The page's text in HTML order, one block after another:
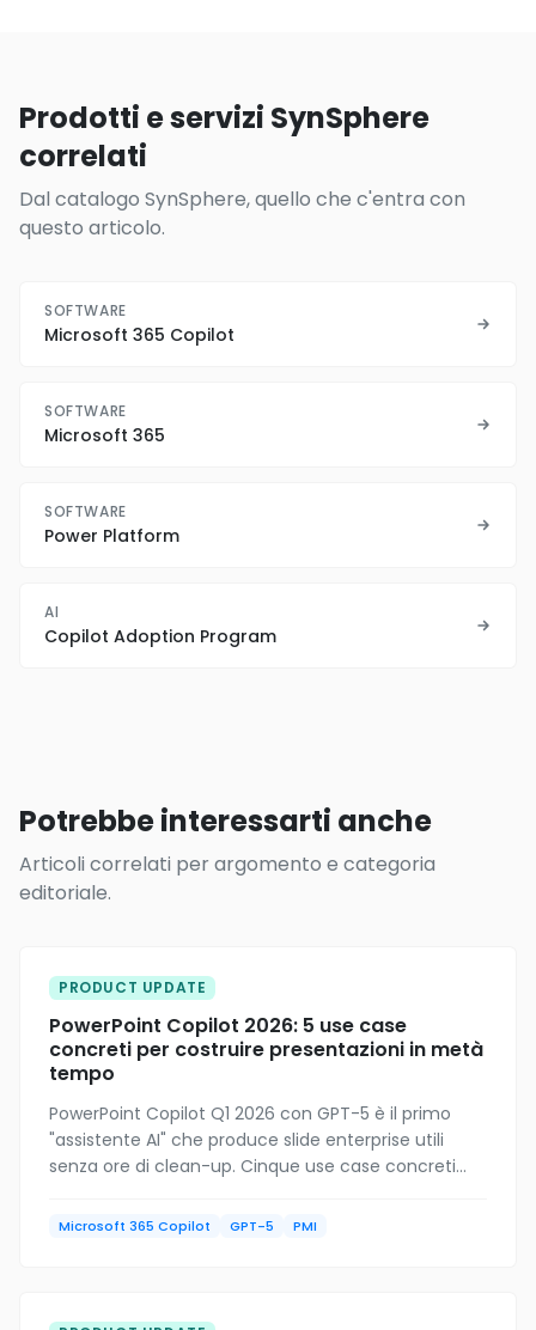
Prodotti e servizi SynSphere
correlati
Dal catalogo SynSphere, quello che c'entra con
questo articolo.
SOFTWARE
Microsoft 365 Copilot
SOFTWARE
Microsoft 365
SOFTWARE
Power Platform
AI
Copilot Adoption Program
Potrebbe interessarti anche
Articoli correlati per argomento e categoria
editoriale.
PRODUCT UPDATE
PowerPoint Copilot 2026: 5 use case
concreti per costruire presentazioni in metà
tempo
PowerPoint Copilot Q1 2026 con GPT-5 è il primo
"assistente AI" che produce slide enterprise utili
senza ore di clean-up. Cinque use case concreti
mensile.
Microsoft 365 Copilot GPT-5 PMI